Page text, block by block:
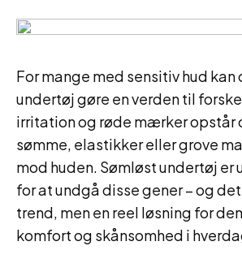
For mange med sensitiv hud
undertøj gøre en verden til
irritation og røde mærker opstår
sømme, elastikker eller grove
mod huden. Sømløst undertøj er
for at undgå disse gener – og
trend, men en reel løsning for
komfort og skånsomhed i